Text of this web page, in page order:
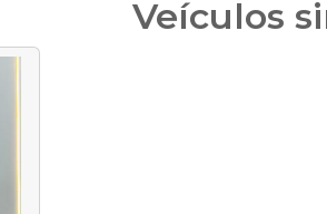
Veículos